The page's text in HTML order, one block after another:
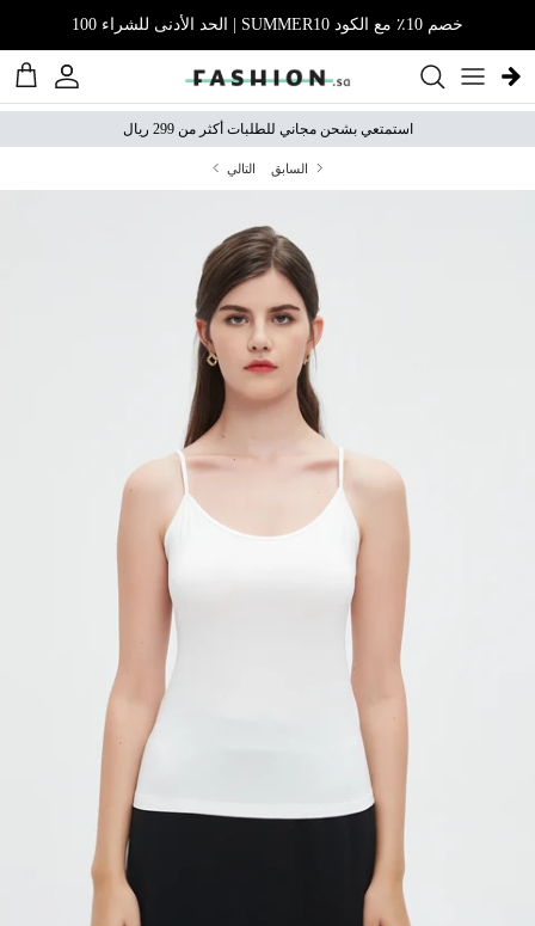
خصم 10٪ مع الكود SUMMER10 | الحد الأدنى للشراء 100
الحساب
استمتعي بشحن مجاني للطلبات أكثر من 299 ريال
السابق التالي